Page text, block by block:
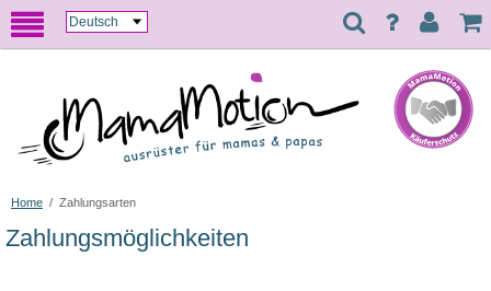
Home / Zahlungsarten
Zahlungsmöglichkeiten